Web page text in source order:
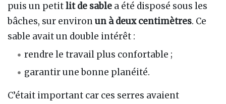
puis un petitlit de sable a été disposé sous les
bâches, sur environun à deux centimètres. Ce
sable avait un double intérêt :
rendre le travail plus confortable ;
garantir une bonne planéité.
C’était important car ces serres avaient